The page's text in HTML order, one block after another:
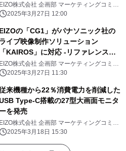
EIZO株式会社 企画部 マーケティングコミュ
ケーション課
2025年3月27日 12:00
EIZOの「CG1」がパナソニック社の
ライブ映像制作ソリューション
「KAIROS」に対応 -リファレンスモ
ニターとしては世界初-
EIZO株式会社 企画部 マーケティングコミュ
ケーション課
2025年3月27日 11:30
来機種から22％消費電力を削減した
Type-C搭載の27型大画面モニタ
ーを発売
EIZO株式会社 企画部 マーケティングコミュ
ケーション課
2025年3月18日 15:30